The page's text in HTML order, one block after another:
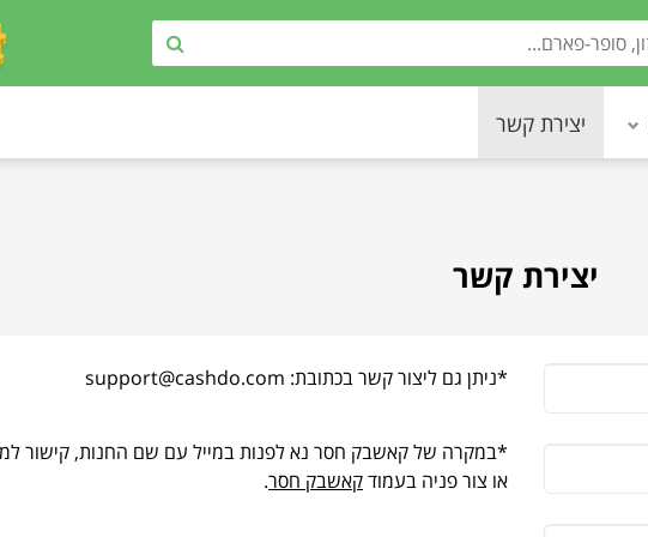
יצירת קשר
יצירת קשר
‫*ניתן גם ליצור קשר בכתובת: support@cashdo.com
*במקרה של קאשבק חסר נא לפנות במייל עם שם החנות, קישור
או צור פניה בעמודקאשבק חסר.